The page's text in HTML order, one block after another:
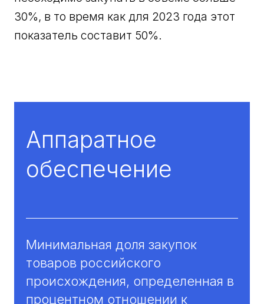
30%, в то время как для 2023 года этот
показатель составит 50%.
Аппаратное
обеспечение
Минимальная доля закупок
товаров российского
происхождения, определенная в
процентном отношении к